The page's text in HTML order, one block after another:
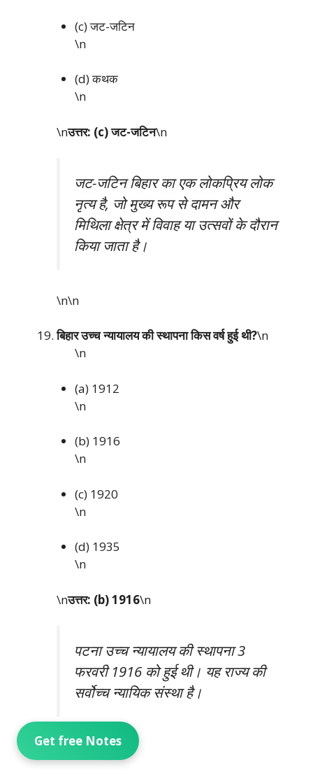
Get free Notes
(c) जट-जटिन
\n
(d) कथक
\n
\nउत्तर: (c) जट-जटिन\n
जट-जटिन बिहार का एक लोकप्रिय लोक
नृत्य है, जो मुख्य रूप से दामन और
मिथिला क्षेत्र में विवाह या उत्सवों के दौरान
किया जाता है।
\n\n
बिहार उच्च न्यायालय की स्थापना किस वर्ष हुई थी?\n
\n
(a) 1912
\n
(b) 1916
\n
(c) 1920
\n
(d) 1935
\n
\nउत्तर: (b) 1916\n
पटना उच्च न्यायालय की स्थापना 3
फरवरी 1916 को हुई थी। यह राज्य की
सर्वोच्च न्यायिक संस्था है।
\n\n